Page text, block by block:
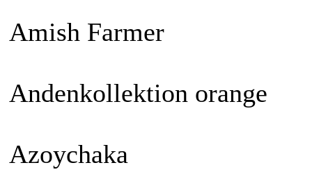
Amish Farmer
Andenkollektion orange
Azoychaka